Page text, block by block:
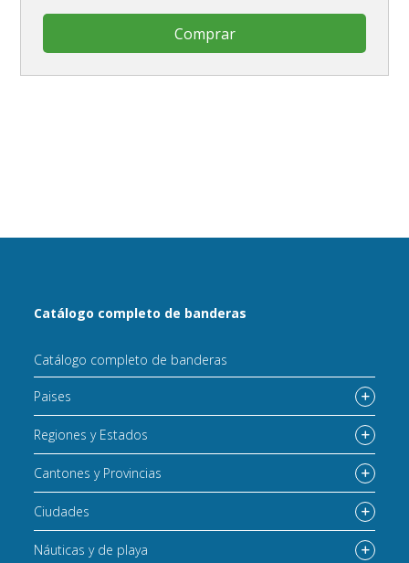
Comprar
Catálogo completo de banderas
Catálogo completo de banderas
Paises
Regiones y Estados
Cantones y Provincias
Ciudades
Náuticas y de playa